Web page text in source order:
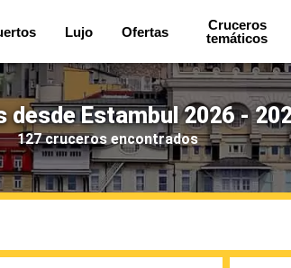
Lujo Ofertas
Cruceros
temáticos
desde Estambul 2026 -
127 cruceros encontrados